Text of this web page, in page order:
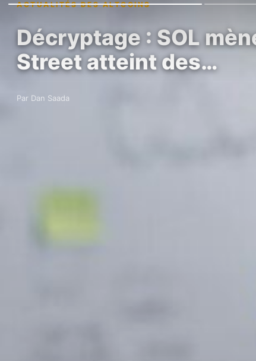
ACTUALITÉS DES ALTCOINS
Décryptage : SOL
Street atteint des…
Par Dan Saada